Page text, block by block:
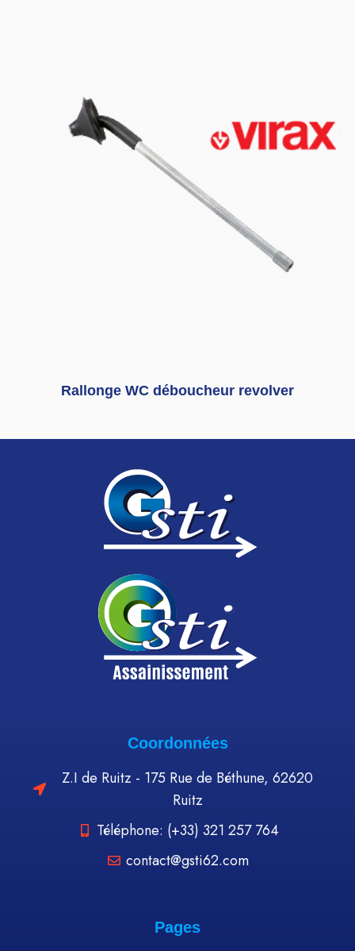
Rallonge WC déboucheur revolver
Coordonnées
Z.I de Ruitz - 175 Rue de Béthune, 62620
Ruitz
Téléphone: (+33) 321 257 764
contact@gsti62.com
Pages